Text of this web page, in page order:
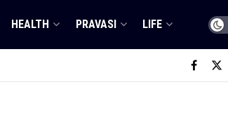
HEALTH PRAVASI LIFE